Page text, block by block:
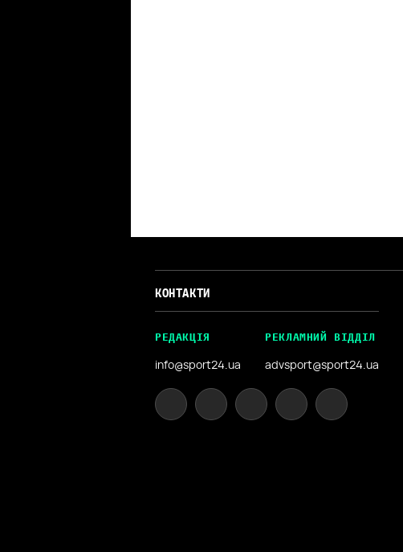
КОНТАКТИ
РЕДАКЦІЯ
info@sport24.ua
РЕКЛАМНИЙ ВІДДІЛ
advsport@sport24.ua